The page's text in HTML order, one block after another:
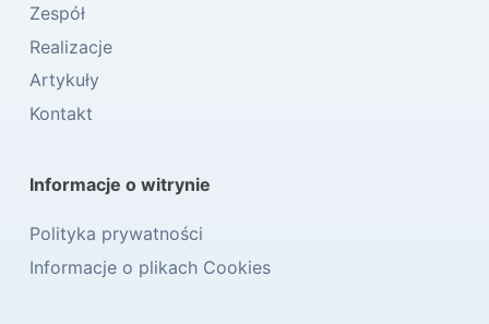
Zespół
Realizacje
Artykuły
Kontakt
Informacje o witrynie
Polityka prywatności
Informacje o plikach Cookies